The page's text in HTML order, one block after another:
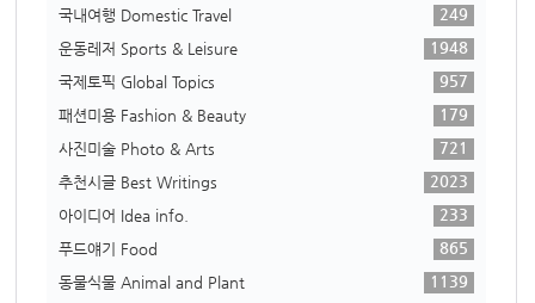
국내여행 Domestic Travel
249
운동레저 Sports & Leisure
1948
국제토픽 Global Topics
957
패션미용 Fashion & Beauty
179
사진미술 Photo & Arts
721
추천시글 Best Writings
2023
아이디어 Idea info.
233
푸드얘기 Food
865
동물식물 Animal and Plant
1139